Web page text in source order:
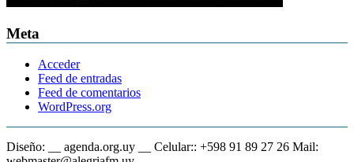
Meta
Acceder
Feed de entradas
Feed de comentarios
WordPress.org
Diseño: __ agenda.org.uy __ Celular:: +598 91 89 27 26 Mail: